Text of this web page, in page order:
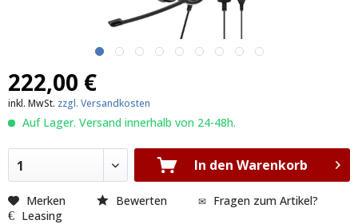
222,00 €
inkl. MwSt. zzgl. Versandkosten
Auf Lager. Versand innerhalb von 24-48h.
1 In den Warenkorb
Merken Bewerten
Fragen zum Artikel?
Leasing